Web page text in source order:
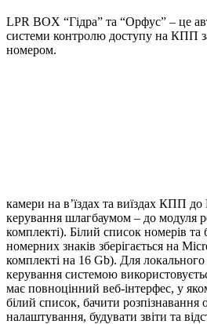
LPR BOX “Гідра” та “Орфус” – це
системи контролю доступу на КПП
номером.
камери на в’їздах та виїздах КПП
керування шлагбаумом – до модуля
комплекті). Білий список номерів та
номерних знаків зберігається на
комплекті на 16 Gb). Для локального
керування системою
має повноцінний веб-інтерфес, у
білий список, бачити розпізнавання
налаштування, будувати звіти та